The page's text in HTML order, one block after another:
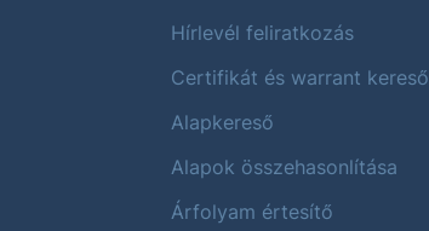
Hírlevél feliratkozás
Certifikát és warrant kereső
Alapkereső
Alapok összehasonlítása
Árfolyam értesítő